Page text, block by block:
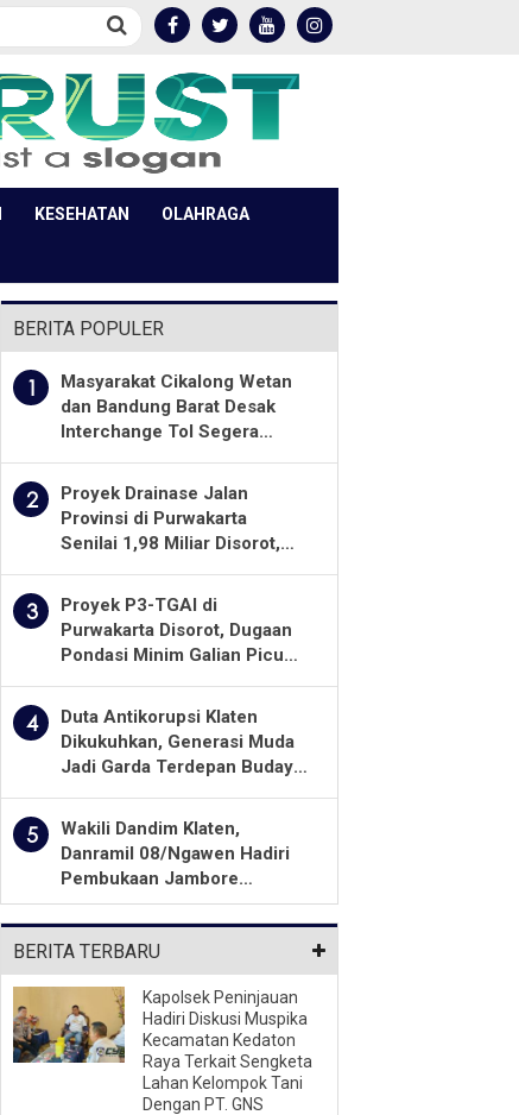
KESEHATAN OLAHRAGA
BERITA POPULER
1
Masyarakat Cikalong Wetan
dan Bandung Barat Desak
Interchange Tol Segera
2
Proyek Drainase Jalan
Provinsi di Purwakarta
Senilai 1,98 Miliar Disorot,
Pekerjaan Diawasi Ketat
3
Proyek P3-TGAI di
Purwakarta Disorot, Dugaan
Pondasi Minim Galian Picu
Pengawasan
4
Duta Antikorupsi Klaten
Dikukuhkan, Generasi Muda
Jadi Garda Terdepan Budaya
5
Wakili Dandim Klaten,
Danramil 08/Ngawen Hadiri
Pembukaan Jambore
Pramuka MTs Se-Jawa
Tengah 2026
BERITA TERBARU
Kapolsek Peninjauan
Hadiri Diskusi Muspika
Kecamatan Kedaton
Raya Terkait Sengketa
Lahan Kelompok Tani
Dengan PT. GNS